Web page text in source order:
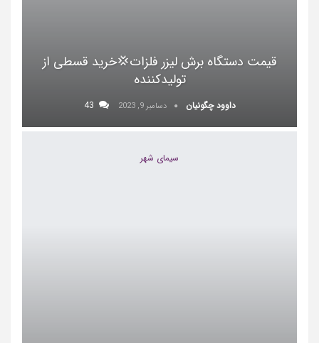
قیمت دستگاه برش لیزر فلزات💢خرید قسطی از
تولیدکننده
داوود چگونیان دسامبر 9, 2023
سیمای شهر